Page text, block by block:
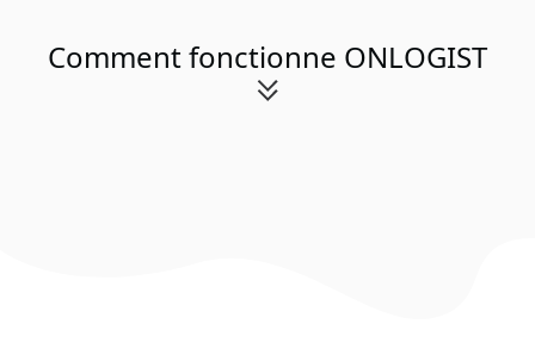
Comment fonctionne ONLOGIST